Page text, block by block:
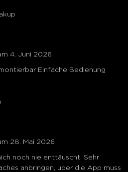
4. Juni 2026
Einfache Bedienung
28. Mai 2026
noch nie enttäuscht. Sehr
anbringen, über die App muss